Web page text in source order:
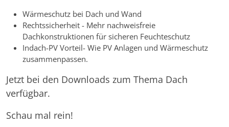
Wärmeschutz bei Dach und Wand
Rechtssicherheit - Mehr nachweisfreie
Dachkonstruktionen für sicheren Feuchteschutz
Indach-PV Vorteil- Wie PV Anlagen und Wärmeschutz
zusammenpassen.
Jetzt bei den Downloads zum Thema Dach
verfügbar.
Schau mal rein!